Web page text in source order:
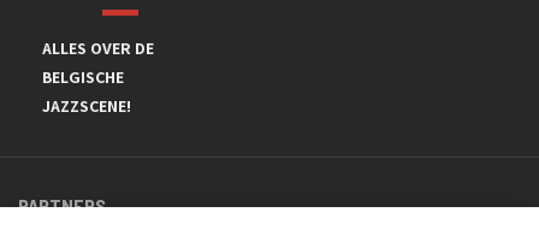
ALLES OVER DE
BELGISCHE
JAZZSCENE!
PARTNERS